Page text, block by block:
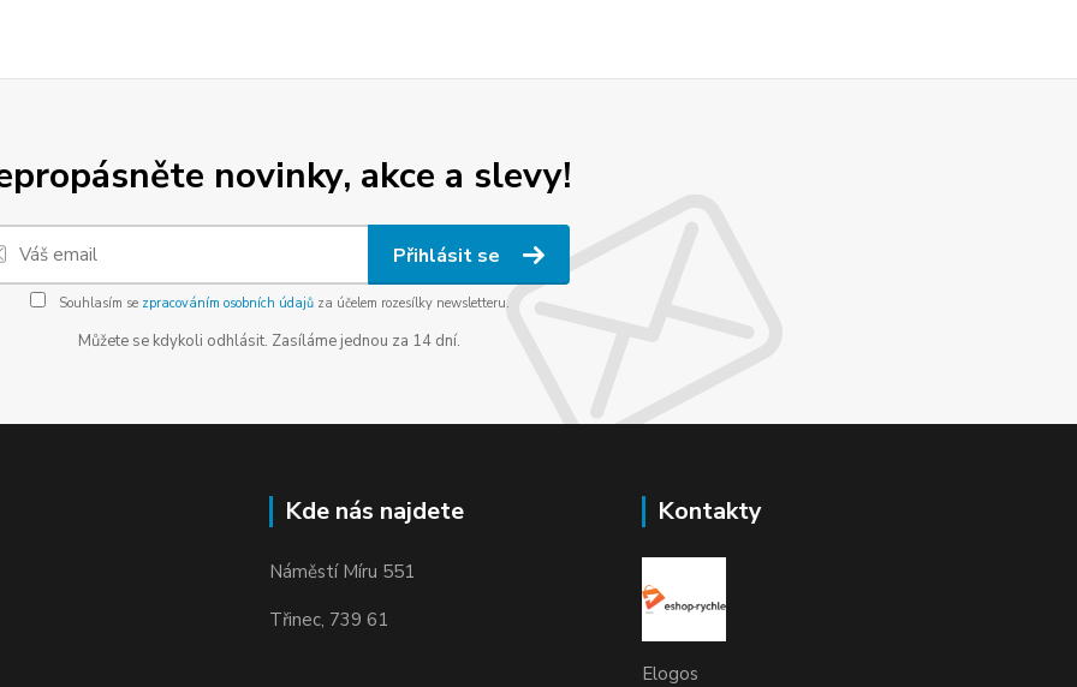
novinky, akce a slevy!
Přihlásit se
Souhlasím se zpracováním osobních údajůza účelem rozesílky newsletteru.
Můžete se kdykoli odhlásit. Zasíláme jednou za 14 dní.
Kde nás najdete
Náměstí Míru 551
Třinec, 739 61
Kontakty
Elogos